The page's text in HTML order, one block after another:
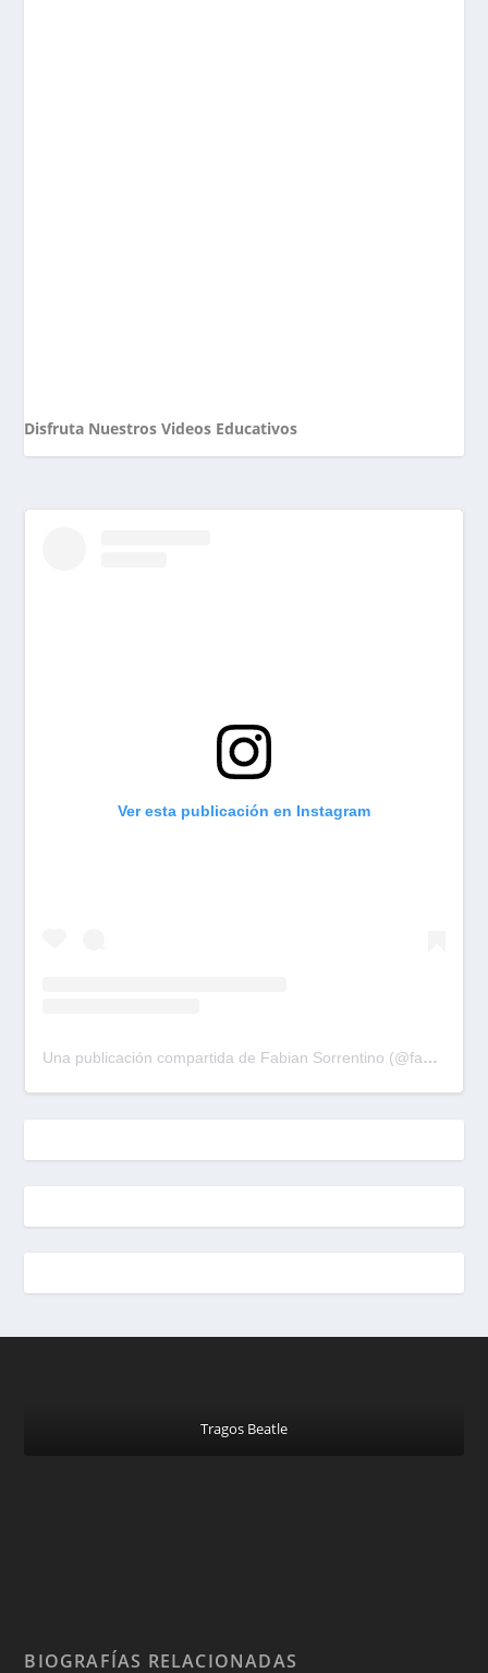
Disfruta Nuestros Videos Educativos
Ver esta publicación en Instagram
Una publicación compartida de Fabian Sorrentino (@fabiansonria)
Tragos Beatle
BIOGRAFÍAS RELACIONADAS